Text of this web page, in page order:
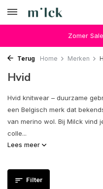
Zomer
Terug Home Merken
Hvid
Hvid knitwear – duurzame
een Belgisch merk dat
van merino wol. Bij Milck vind
colle...
Lees meer
Filter